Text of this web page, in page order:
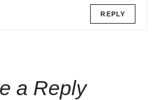
REPLY
a Reply